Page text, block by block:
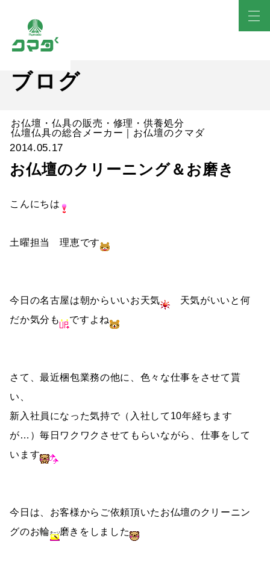
ブログ
お仏壇・仏具の販売・修理・供養処分
仏壇仏具の総合メーカー｜お仏壇のクマダ
2014.05.17
お仏壇のクリーニング＆お磨き
こんにちは
土曜担当 理恵です
今日の名古屋は朝からいいお天気
天気がいいと何
だか気分も
ですよね
さて、最近梱包業務の他に、色々な仕事をさせて貰
い、
新入社員になった気持で（入社して10年経ちます
が…）毎日ワクワクさせてもらいながら、仕事をして
います
今日は、お客様からご依頼頂いたお仏壇のクリーニン
グのお輪
磨きをしました